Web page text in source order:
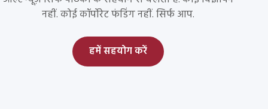
नहीं. कोई कॉर्पोरेट फंडिंग नहीं. सिर्फ आप.
हमें सहयोग करें